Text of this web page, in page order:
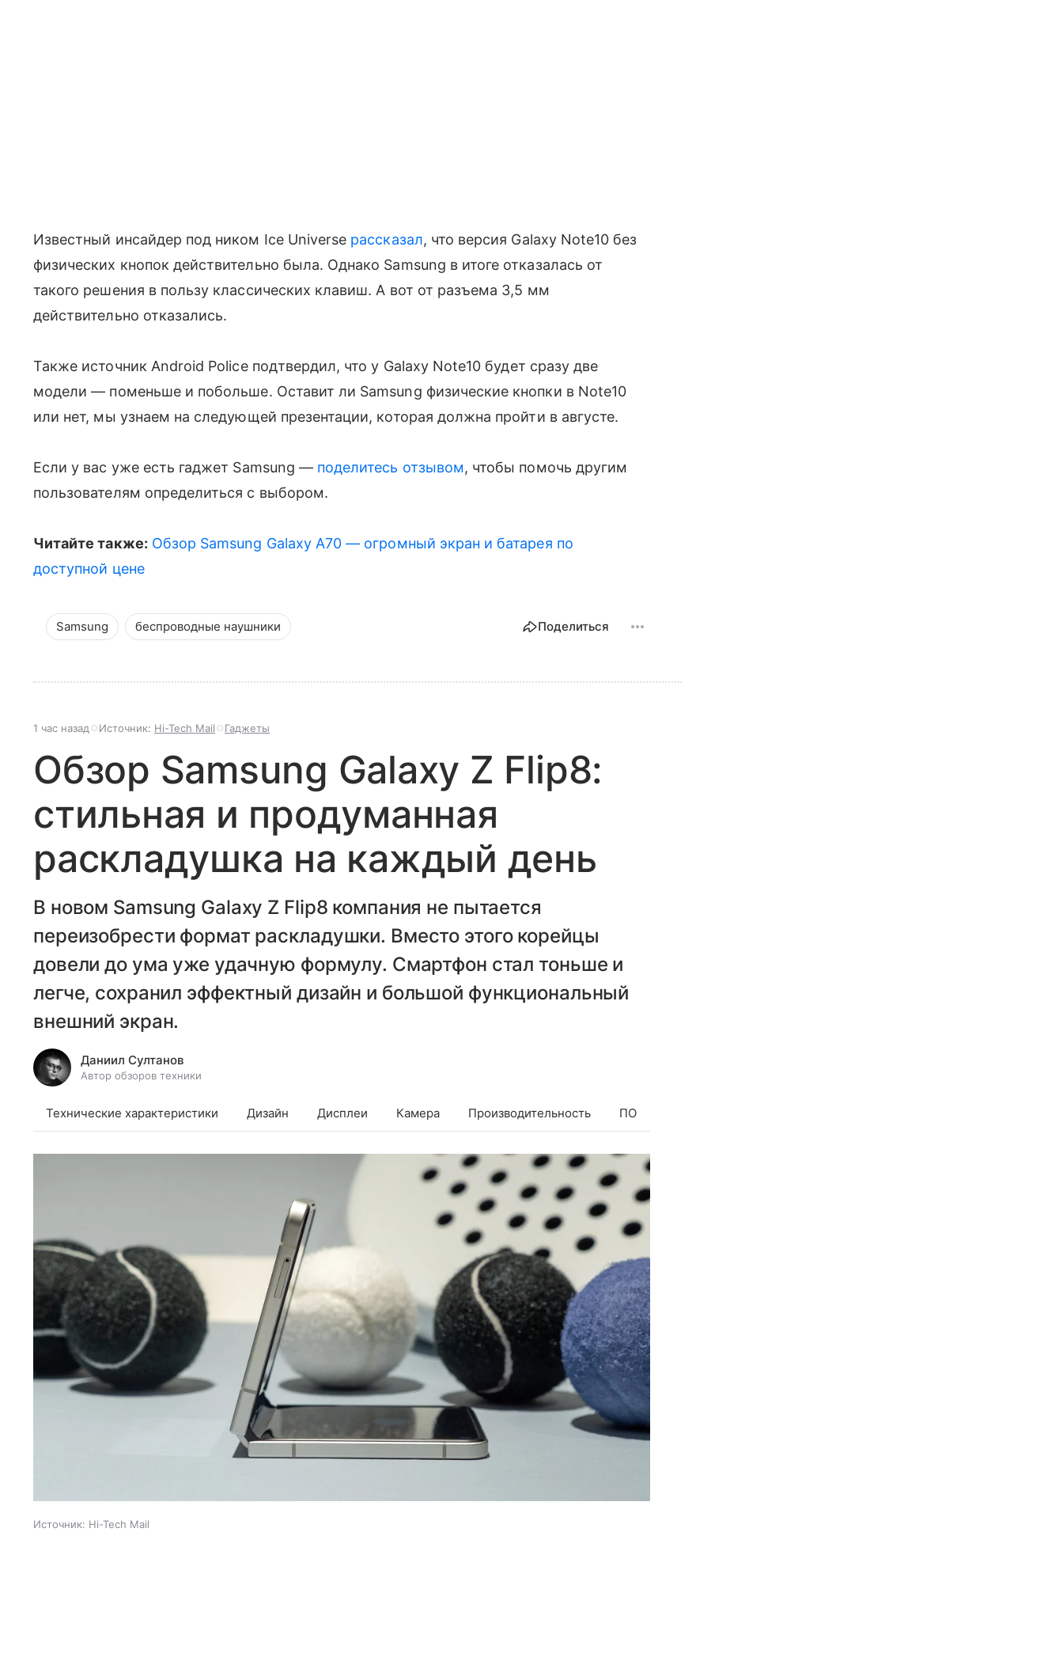
Известный инсайдер под ником Ice Universe рассказал, что версия Galaxy Note10 без
физических кнопок действительно была. Однако Samsung в итоге отказалась от
такого решения в пользу классических клавиш. А вот от разъема 3,5 мм
действительно отказались.
Также источник Android Police подтвердил, что у Galaxy Note10 будет сразу две
модели — поменьше и побольше. Оставит ли Samsung физические кнопки в Note10
или нет, мы узнаем на следующей презентации, которая должна пройти в августе.
Если у вас уже есть гаджет Samsung — поделитесь отзывом, чтобы помочь другим
пользователям определиться с выбором.
Читайте также: Обзор Samsung Galaxy A70 — огромный экран и батарея по
доступной цене
Samsung беспроводные наушники Поделиться
1 час назад Источник: Hi-Tech Mail Гаджеты
Обзор Samsung Galaxy Z Flip8:
стильная и продуманная
раскладушка на каждый день
В новом Samsung Galaxy Z Flip8 компания не пытается
переизобрести формат раскладушки. Вместо этого корейцы
довели до ума уже удачную формулу. Смартфон стал тоньше и
легче, сохранил эффектный дизайн и большой функциональный
внешний экран.
Даниил Султанов
Автор обзоров техники
Технические характеристики Дизайн Дисплеи Камера Производительность ПО
Источник: Hi-Tech Mail